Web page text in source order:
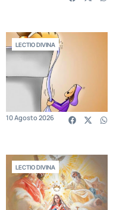
LECTIO DIVINA
10 Agosto 2026
LECTIO DIVINA